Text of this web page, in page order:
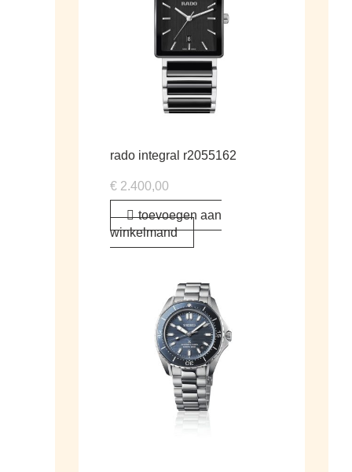
rado integral r2055162
€ 2.400,00
toevoegen aan
winkelmand